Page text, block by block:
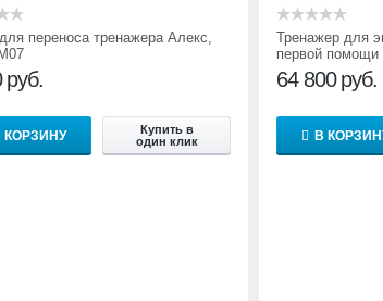
переноса тренажера Алекс,
руб.
КОРЗИНУ
Купить в
один клик
Тренажер для
первой помощи
64 800 руб.
В